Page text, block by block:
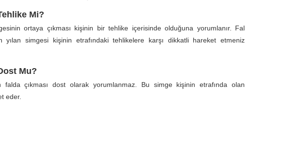
Mi?
ortaya çıkması kişinin bir tehlike içerisinde olduğuna yorumlanır. Fal
yılan simgesi kişinin etrafındaki tehlikelere karşı dikkatli hareket etmeniz
Mu?
falda çıkması dost olarak yorumlanmaz. Bu simge kişinin etrafında olan
eder.